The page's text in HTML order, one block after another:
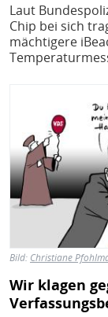
Laut
Chip bei sich
mächtigere
Bild: Christiane
Wir klagen